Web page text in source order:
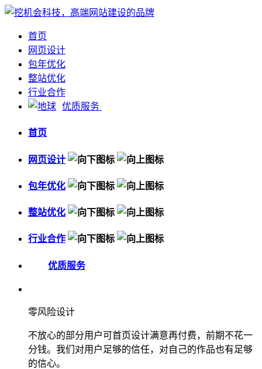
首页
网页设计
包年优化
整站优化
行业合作
优质服务
首页
网页设计
包年优化
整站优化
行业合作
优质服务
零风险设计
不放心的部分用户可首页设计满意再付费，前期不花一
分钱。我们对用户足够的信任，对自己的作品也有足够
的信心。